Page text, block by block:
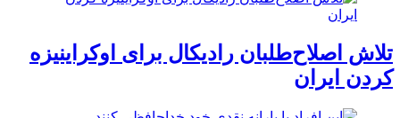
تلاش اصلاح‌طلبان رادیکال برای اوکراینیزه
کردن ایران